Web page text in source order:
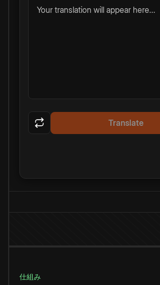
Your translation will appear here...
Translate
仕組み